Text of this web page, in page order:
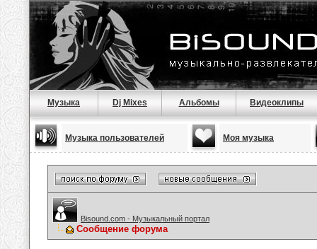
Музыка Dj Mixes Альбомы Видеоклипы
Музыка пользователей Моя музыка
Bisound.com - Музыкальный портал
Сообщение форума